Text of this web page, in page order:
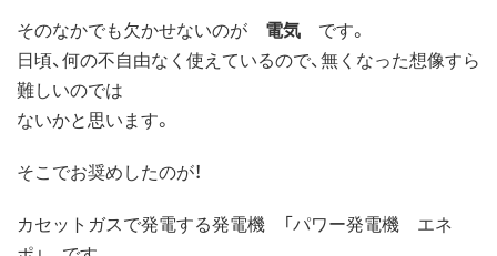
そのなかでも欠かせないのが 電気 です。
日頃、何の不自由なく使えているので、無くなった想像すら
難しいのでは
ないかと思います。
そこでお奨めしたのが！
カセットガスで発電する発電機 「パワー発電機 エネ